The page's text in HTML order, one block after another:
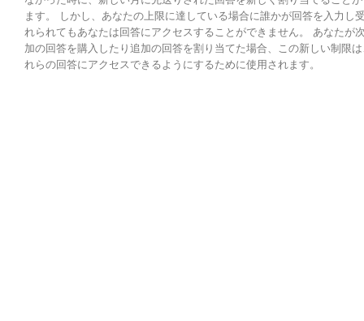
ます。 しかし、あなたの上限に達している場合に誰かが回答を入力し
れられてもあなたは回答にアクセスすることができません。 あなたが
加の回答を購入したり追加の回答を割り当てた場合、この新しい制限
れらの回答にアクセスできるようにするために使用されます。